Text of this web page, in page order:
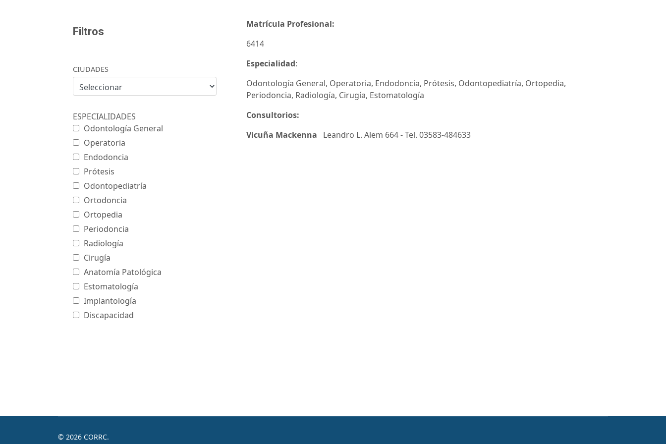
Filtros
CIUDADES
ESPECIALIDADES
Odontología General
Operatoria
Endodoncia
Prótesis
Odontopediatría
Ortodoncia
Ortopedia
Periodoncia
Radiología
Cirugía
Anatomía Patológica
Estomatología
Implantología
Discapacidad
Matrícula Profesional:
6414
Especialidad:
Odontología General, Operatoria, Endodoncia, Prótesis, Odontopediatría, Ortopedia,
Periodoncia, Radiología, Cirugía, Estomatología
Consultorios:
Vicuña Mackenna
Leandro L. Alem 664 - Tel. 03583-484633
© 2026 CORRC.